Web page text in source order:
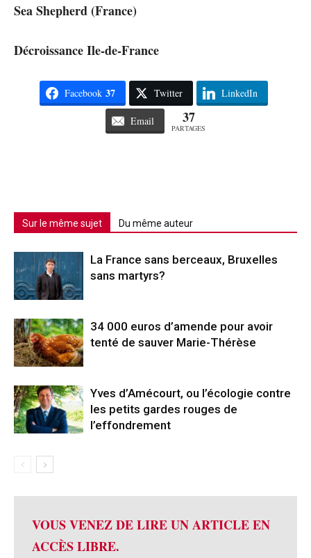
Sea Shepherd (France)
Décroissance Ile-de-France
Facebook 37 Twitter LinkedIn
Email 37
PARTAGES
Sur le même sujet Du même auteur
La France sans berceaux, Bruxelles
sans martyrs?
34 000 euros d’amende pour avoir
tenté de sauver Marie-Thérèse
Yves d’Amécourt, ou l’écologie contre
les petits gardes rouges de
l’effondrement
VOUS VENEZ DE LIRE UN ARTICLE EN
ACCÈS LIBRE.